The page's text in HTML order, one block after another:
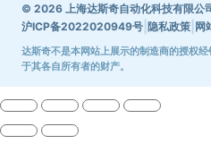
© 2026 上海达斯奇自动化科技有限公
沪ICP备2022020949号 隐私政策 网
达斯奇不是本网站上展示的制造商的授权
于其各自所有者的财产。